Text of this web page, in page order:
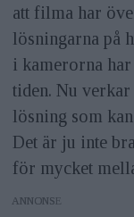
att filma har
lösningarna på
i kamerorna har
tiden. Nu
lösning som
Det är ju inte
för mycket
ANNONS